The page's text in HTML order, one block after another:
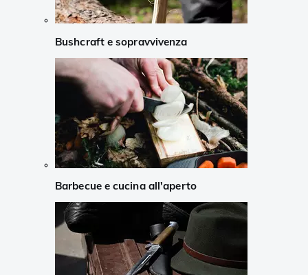
Bushcraft e sopravvivenza
Barbecue e cucina all'aperto